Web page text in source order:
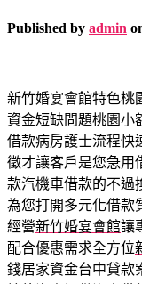
Published by admin
新竹婚宴會館特色桃
資金短缺問題桃園小
借款病房護士流程快
徵才讓客戶是您急用
款汽機車借款的不過
為您打開多元化借款
經營新竹婚宴會館讓
配合優惠需求全方位
錢居家資金台中貸款